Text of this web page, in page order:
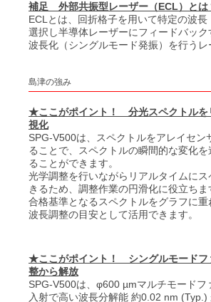
レーザ用回折格子 LAシリーズ
近赤外Ｓ偏光高効率回折格子
透過型回折格子
ラミナー型レプリカ回折格子（真空紫外・軟X線
ラミナー型回折格子（真空紫外・軟X線領域用）
精密格子板
分光ソリューション
カルニュー精密分光計
カルニュー精密屈折計
レーザモジュール
補足 外部共振型レーザー（ECL）とは
ECLとは、回折格子を用いて特定の波長
選択し半導体レーザーにフィードバッ
波長化（シングルモード発振）を行うレ
島津の強み
★ここがポイント！ 分光スペクトルを
視化
SPG-V500は、スペクトルをアレイセン
ることで、スペクトルの瞬間的な変化
ることができます。
光学調整を行いながらリアルタイムに
きるため、調整作業の円滑化に役立ちま
合格基準となるスペクトルをグラフに重
波長調整の目安として活用できます。
★ここがポイント！ シングルモードフ
整から解放
SPG-V500は、φ600 µmマルチモードフ
入射で高い波長分解能 約0.02 nm (Typ.)